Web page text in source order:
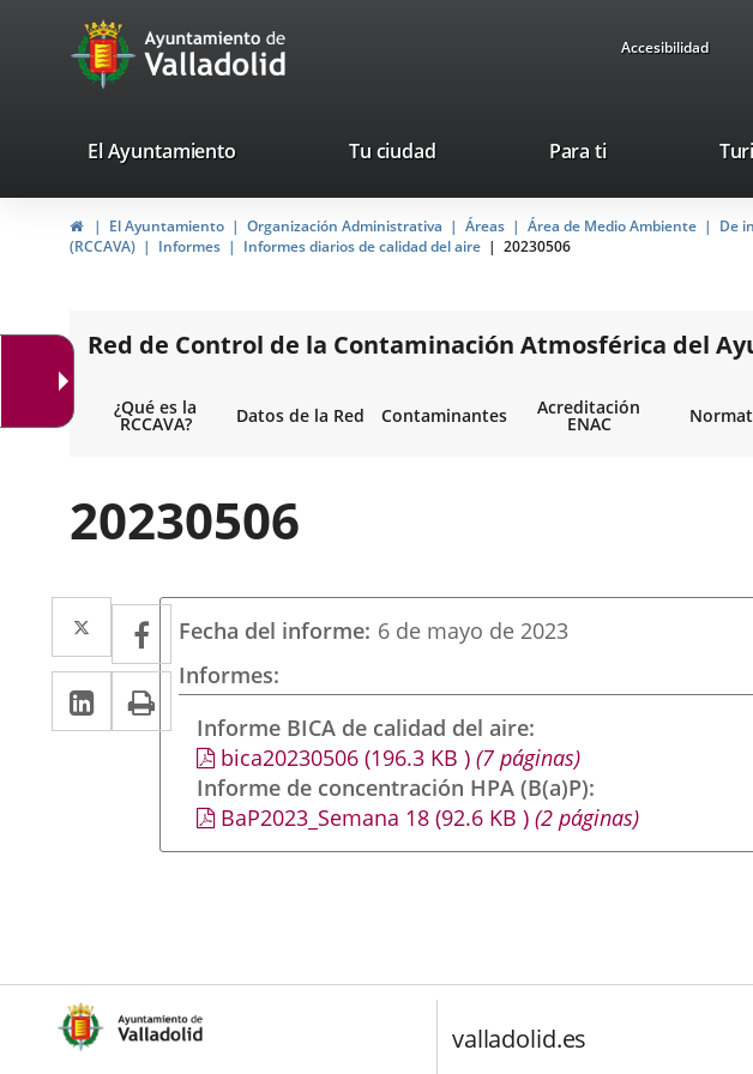
Portal
Web
Ayuntamiento
de
Valladolid
Accesibilidad
valladolid.es
El Ayuntamiento Tu ciudad Para ti
InicioEl Ayuntamiento Organización Administrativa Áreas Área de Medio Ambiente De
(RCCAVA)
Informes Informes diarios de calidad del aire 20230506
Red de Control de la Contaminación Atmosférica del
¿Qué es la
RCCAVA? Datos de la Red Contaminantes Acreditación
ENAC
20230506
Twitter
Enlace
a
una
aplicación
externa.
Facebook
Enlace
a
una
aplicación
externa.
LinkedIn
Enlace
a
aplicación
externa.
Imprimir
Fecha del informe 6 de mayo de 2023
Informes
Informe BICA de calidad del aire
bica20230506(196.3 KB )(7 páginas)
Informe de concentración HPA (B(a)P)
BaP2023_Semana 18(92.6 KB )(2 páginas)
valladolid.es